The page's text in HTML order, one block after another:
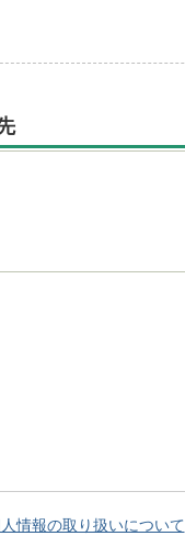
情報の取り扱いについて